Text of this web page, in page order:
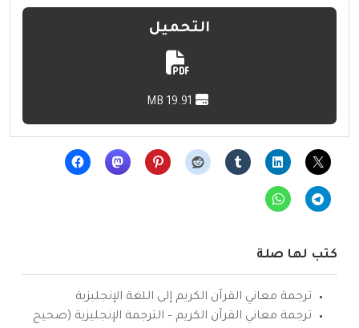
التحميل
كتب لها صلة
ترجمة معاني القرآن الكريم إلى اللغة الإنجليزية
ترجمة معاني القرآن الكريم – الترجمة الإنجليزية (صحيح